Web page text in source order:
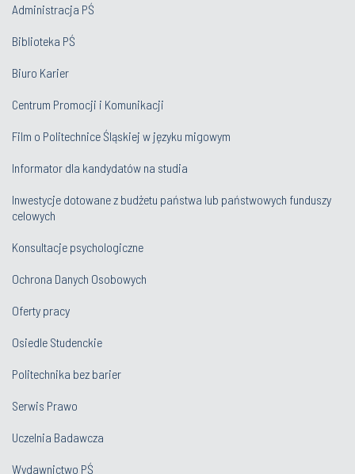
Administracja PŚ
Biblioteka PŚ
Biuro Karier
Centrum Promocji i Komunikacji
Film o Politechnice Śląskiej w języku migowym
Informator dla kandydatów na studia
Inwestycje dotowane z budżetu państwa lub państwowych funduszy
celowych
Konsultacje psychologiczne
Ochrona Danych Osobowych
Oferty pracy
Osiedle Studenckie
Politechnika bez barier
Serwis Prawo
Uczelnia Badawcza
Wydawnictwo PŚ